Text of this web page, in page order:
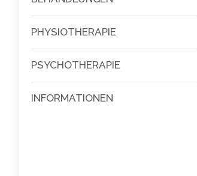
PHYSIOTHERAPIE
PSYCHOTHERAPIE
INFORMATIONEN